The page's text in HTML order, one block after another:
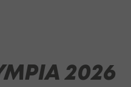
2026